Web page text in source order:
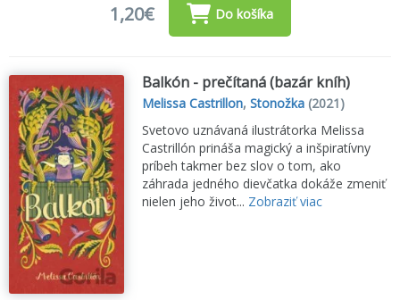
1,20€ Do košíka
Balkón - prečítaná (bazár kníh)
Melissa Castrillon,Stonožka (2021)
Svetovo uznávaná ilustrátorka Melissa
Castrillón prináša magický a inšpiratívny
príbeh takmer bez slov o tom, ako
záhrada jedného dievčatka dokáže zmeniť
nielen jeho život... Zobraziť viac